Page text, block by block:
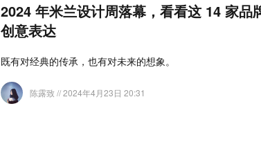
2024 年米兰设计周落幕，看看这 14 家品
创意表达
既有对经典的传承，也有对未来的想象。
陈露致// 2024年4月23日 20:31